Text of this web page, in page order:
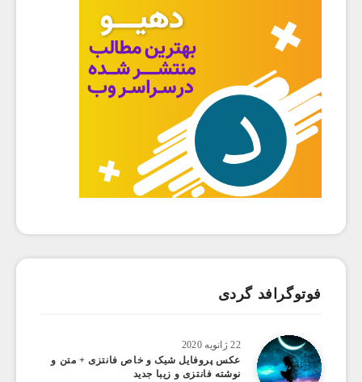
فوتوگرافد گردی
22 ژانویه 2020
عکس پروفایل شیک و خاص فانتزی + متن و
نوشته فانتزی و زیبا جدید